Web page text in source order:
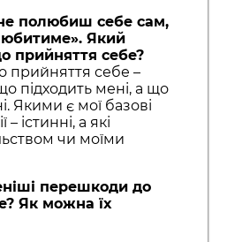
полюбиш себе сам,
Який
прийняття себе?
прийняття себе –
підходить мені, а що
Якими є мої базові
– істинні, а які
чи моїми
перешкоди до
Як можна їх